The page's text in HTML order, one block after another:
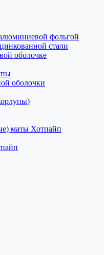
фольгой
стали
оболочке
оболочки
маты Хотпайп